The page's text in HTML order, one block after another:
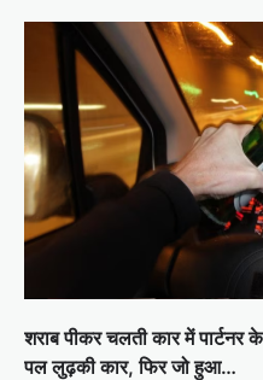
शराब पीकर चलती कार में
पल लुढ़की कार, फिर जो हुआ…